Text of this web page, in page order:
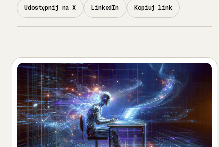
Udostępnij na X LinkedIn Kopiuj link